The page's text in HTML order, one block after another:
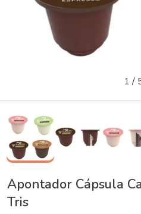
1 /
Apontador Cápsula
Tris